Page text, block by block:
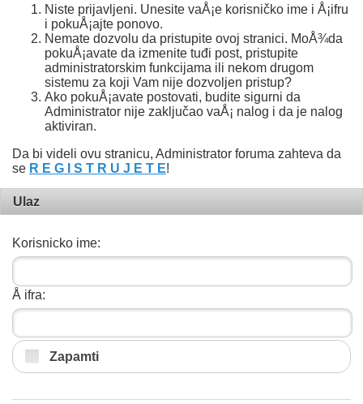
Niste prijavljeni. Unesite vaÅ¡e korisničko ime i Å¡ifru
i pokuÅ¡ajte ponovo.
Nemate dozvolu da pristupite ovoj stranici. MoÅ¾da
pokuÅ¡avate da izmenite tuđi post, pristupite
administratorskim funkcijama ili nekom drugom
sistemu za koji Vam nije dozvoljen pristup?
Ako pokuÅ¡avate postovati, budite sigurni da
Administrator nije zaključao vaÅ¡ nalog i da je nalog
aktiviran.
Da bi videli ovu stranicu, Administrator foruma zahteva da
se R E G I S T R U J E T E!
Ulaz
Korisnicko ime:
Å ifra:
Zapamti